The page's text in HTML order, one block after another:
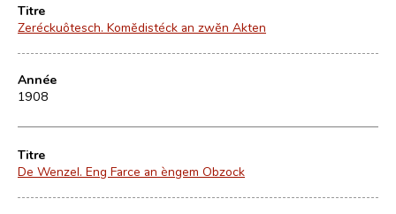
Titre
Zeréckuôtesch. Komĕdistéck an zwĕn Akten
Année
1908
Titre
De Wenzel. Eng Farce an èngem Obzock